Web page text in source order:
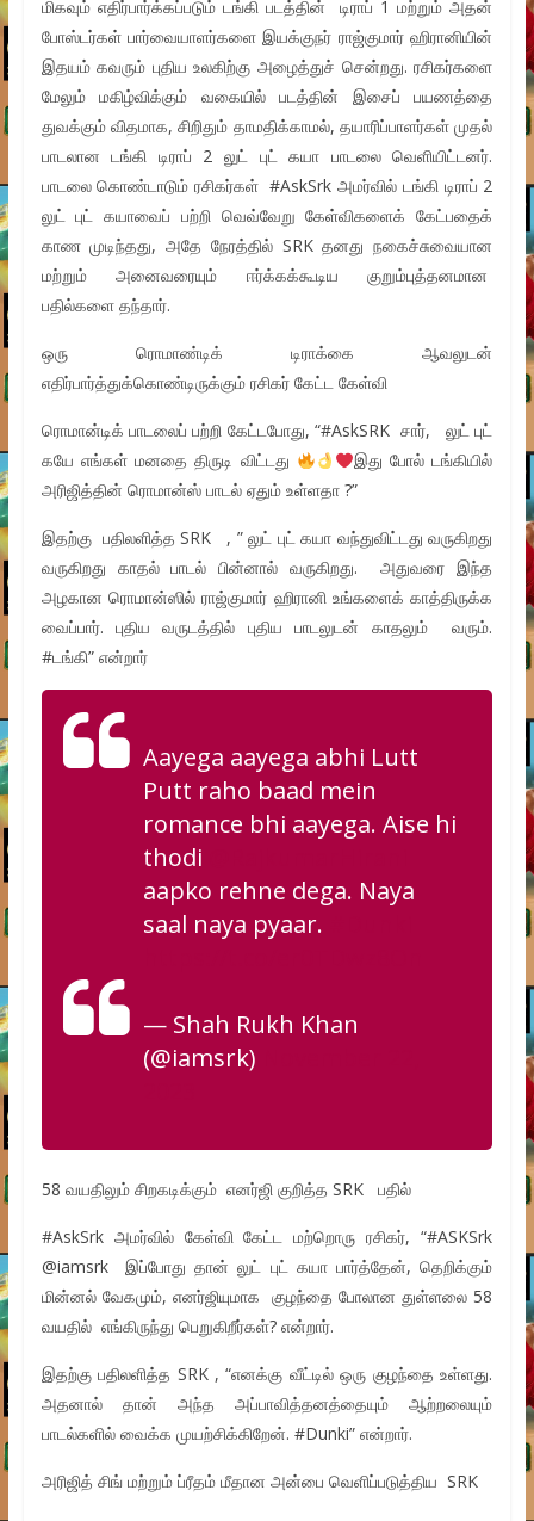
மிகவும் எதிர்பார்க்கப்படும் டங்கி படத்தின் டிராப் 1 மற்றும் அதன்
போஸ்டர்கள் பார்வையாளர்களை இயக்குநர் ராஜ்குமார் ஹிரானியின்
இதயம் கவரும் புதிய உலகிற்கு அழைத்துச் சென்றது. ரசிகர்களை
மேலும் மகிழ்விக்கும் வகையில் படத்தின் இசைப் பயணத்தை
துவக்கும் விதமாக, சிறிதும் தாமதிக்காமல், தயாரிப்பாளர்கள் முதல்
பாடலான டங்கி டிராப் 2 லுட் புட் கயா பாடலை வெளியிட்டனர்.
பாடலை கொண்டாடும் ரசிகர்கள் #AskSrk அமர்வில் டங்கி டிராப் 2
லுட் புட் கயாவைப் பற்றி வெவ்வேறு கேள்விகளைக் கேட்பதைக்
காண முடிந்தது, அதே நேரத்தில் SRK தனது நகைச்சுவையான
மற்றும் அனைவரையும் ஈர்க்கக்கூடிய குறும்புத்தனமான
பதில்களை தந்தார்.
ஒரு ரொமாண்டிக் டிராக்கை ஆவலுடன்
எதிர்பார்த்துக்கொண்டிருக்கும் ரசிகர் கேட்ட கேள்வி
ரொமான்டிக் பாடலைப் பற்றி கேட்டபோது, “#AskSRK சார், லுட் புட்
கயே எங்கள் மனதை திருடி விட்டது
இது போல் டங்கியில்
அரிஜித்தின் ரொமான்ஸ் பாடல் ஏதும் உள்ளதா ?”
இதற்கு பதிலளித்த SRK , ” லுட் புட் கயா வந்துவிட்டது வருகிறது
வருகிறது காதல் பாடல் பின்னால் வருகிறது. அதுவரை இந்த
அழகான ரொமான்ஸில் ராஜ்குமார் ஹிரானி உங்களைக் காத்திருக்க
வைப்பார். புதிய வருடத்தில் புதிய பாடலுடன் காதலும் வரும்.
#டங்கி” என்றார்
Aayega aayega abhi Lutt
Putt raho baad mein
romance bhi aayega. Aise hi
thodi
aapko rehne dega. Naya
saal naya pyaar.
— Shah Rukh Khan
(@iamsrk)
58 வயதிலும் சிறகடிக்கும் எனர்ஜி குறித்த SRK பதில்
#AskSrk அமர்வில் கேள்வி கேட்ட மற்றொரு ரசிகர், “#ASKSrk
@iamsrk இப்போது தான் லுட் புட் கயா பார்த்தேன், தெறிக்கும்
மின்னல் வேகமும், எனர்ஜியுமாக குழந்தை போலான துள்ளலை 58
வயதில் எங்கிருந்து பெறுகிறீர்கள்? என்றார்.
இதற்கு பதிலளித்த SRK , “எனக்கு வீட்டில் ஒரு குழந்தை உள்ளது.
அதனால் தான் அந்த அப்பாவித்தனத்தையும் ஆற்றலையும்
பாடல்களில் வைக்க முயற்சிக்கிறேன். #Dunki” என்றார்.
அரிஜித் சிங் மற்றும் ப்ரீதம் மீதான அன்பை வெளிப்படுத்திய SRK